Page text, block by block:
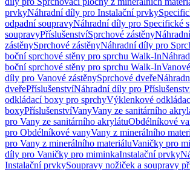
prvkyNáhradní díly pro Instalační prvky
odpadní soupravyNáhradní díly pro Specifické
soupravyPříslušenstvíSprchové zástěny
zástěnySprchové zástěnyNáhradní díly pro
boční sprchové stěny pro sprchu Walk-In
boční sprchové stěny pro sprchu Walk-In
díly pro Vanové zástěnySprchové dveře
dveřePříslušenstvíNáhradní díly pro
odkládací boxy pro sprchyVýklenkové
boxyPříslušenstvíVanyVany ze sanitárního
pro Vany ze sanitárního akrylátuObdélníkové
pro Obdélníkové vanyVany z minerálního
pro Vany z minerálního materiáluVaničky pro
díly pro Vaničky pro miminkaInstalační prvky
Instalační prvkySoupravy nožiček a soupravy